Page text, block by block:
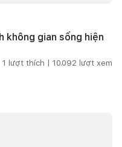
không gian sống hiện
1 lượt thích | 10.092 lượt xem